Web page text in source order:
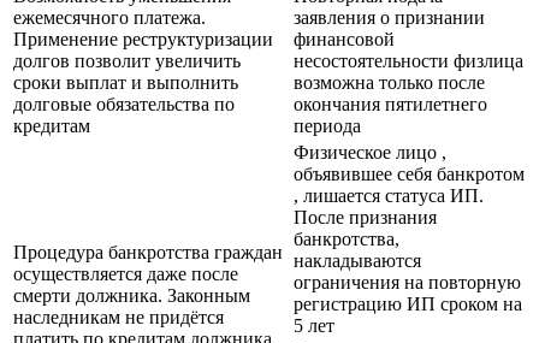
ежемесячного платежа.
Применение реструктуризации
долгов позволит увеличить
сроки выплат и выполнить
долговые обязательства по
кредитам
заявления о признании
финансовой
несостоятельности физлица
возможна только после
окончания пятилетнего
периода
Процедура банкротства граждан
осуществляется даже после
смерти должника. Законным
наследникам не придётся
Физическое лицо ,
объявившее себя банкротом
, лишается статуса ИП.
После признания
банкротства,
накладываются
ограничения на повторную
регистрацию ИП сроком на
5 лет